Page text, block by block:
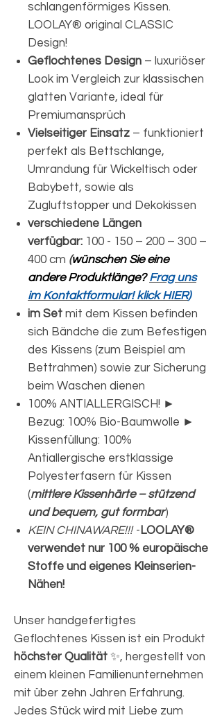
schlangenförmiges Kissen.
LOOLAY® original CLASSIC
Design!
Geflochtenes Design – luxuriöser
Look im Vergleich zur klassischen
glatten Variante, ideal für
Premiumansprüch
Vielseitiger Einsatz – funktioniert
perfekt als Bettschlange,
Umrandung für Wickeltisch oder
Babybett, sowie als
Zugluftstopper und Dekokissen
verschiedene Längen
verfügbar: 100 - 150 – 200 – 300 –
400 cm (wünschen Sie eine
andere Produktlänge? Frag uns
im Kontaktformular! klick HIER)
im Set mit dem Kissen befinden
sich Bändche die zum Befestigen
des Kissens (zum Beispiel am
Bettrahmen) sowie zur Sicherung
beim Waschen dienen
100% ANTIALLERGISCH! ►
Bezug: 100% Bio-Baumwolle ►
Kissenfüllung: 100%
Antiallergische erstklassige
Polyesterfasern für Kissen
(mittlere Kissenhärte – stützend
und bequem, gut formbar)
KEIN CHINAWARE!!! - LOOLAY®
verwendet nur 100 % europäische
Stoffe und eigenes Kleinserien-
Nähen!
Unser handgefertigtes
Geflochtenes Kissen ist ein Produkt
höchster Qualität ✨, hergestellt von
einem kleinen Familienunternehmen
mit über zehn Jahren Erfahrung.
Jedes Stück wird mit Liebe zum